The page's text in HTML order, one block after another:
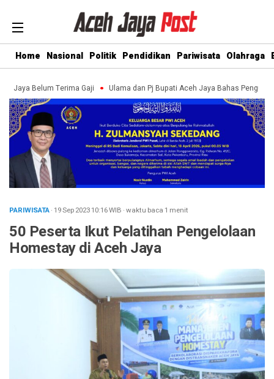
Home Nasional Politik Pendidikan Pariwisata Olahraga
Terima Gaji Ulama dan Pj Bupati Aceh Jaya Bahas Penguatan
PARIWISATA· 19 Sep 202310:16WIB ·waktu baca 1 menit
50 Peserta Ikut Pelatihan Pengelolaan
Homestay di Aceh Jaya